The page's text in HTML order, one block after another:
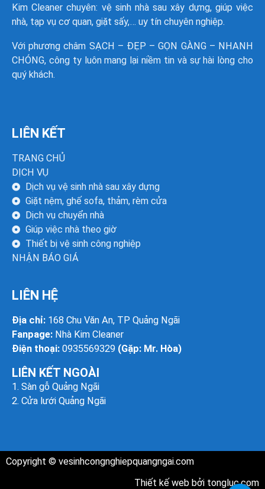
Kim Cleaner chuyên: vệ sinh nhà sau xây dựng, giúp việc
nhà, tạp vụ cơ quan, giặt sấy,… uy tín chuyên nghiệp.
Với phương châm SẠCH – ĐẸP – GỌN GÀNG – NHANH
CHÓNG, công ty luôn mang lại niềm tin và sự hài lòng cho
quý khách.
LIÊN KẾT
TRANG CHỦ
DỊCH VỤ
Dịch vụ vệ sinh nhà sau xây dựng
Giặt nệm, ghế sofa, thảm, rèm cửa
Dịch vụ chuyển nhà
Giúp việc nhà theo giờ
Thiết bị vệ sinh công nghiệp
NHẬN BÁO GIÁ
LIÊN HỆ
Địa chỉ: 168 Chu Văn An, TP Quảng Ngãi
Fanpage: Nhà Kim Cleaner
Điện thoại: 0935569329 (Gặp: Mr. Hòa)
LIÊN KẾT NGOÀI
1. Sàn gỗ Quảng Ngãi
2. Cửa lưới Quảng Ngãi
Copyright © vesinhcongnghiepquangngai.com
Thiết kế web bởi tongluc.com